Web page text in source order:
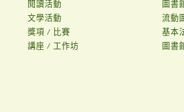
閱讀活動
文學活動
獎項 / 比賽
講座 / 工作坊
圖書
流動
基本
圖書